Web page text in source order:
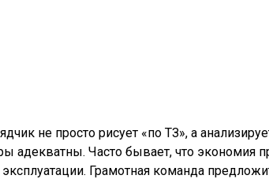
не просто рисует «по ТЗ», а
адекватны. Часто бывает, что экономия
эксплуатации. Грамотная команда